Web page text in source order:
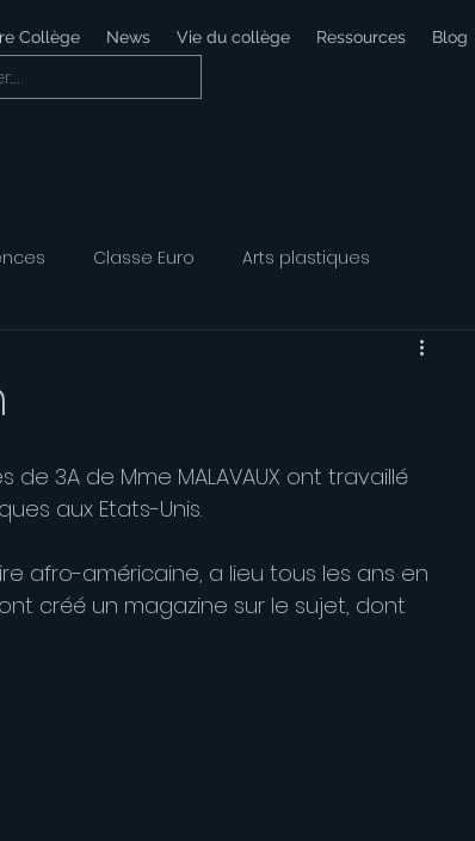
Collège News Vie du collège Ressources Blog
Classe Euro Arts plastiques
Voyage
3A de Mme MALAVAUX ont travaillé
aux Etats-Unis.
afro-américaine, a lieu tous les ans en
créé un magazine sur le sujet, dont